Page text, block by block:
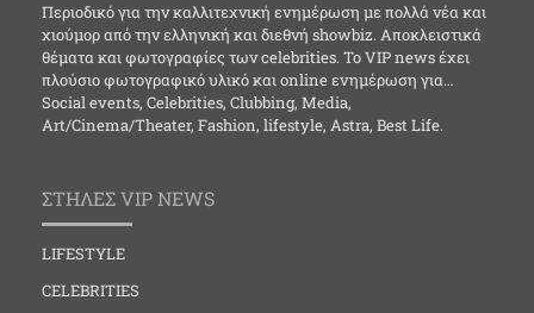
Περιοδικό για την καλλιτεχνική ενημέρωση με πολλά νέα και
χιούμορ από την ελληνική και διεθνή showbiz. Αποκλειστικά
θέματα και φωτογραφίες των celebrities. Το VIP news έχει
πλούσιο φωτογραφικό υλικό και online ενημέρωση για…
Social events, Celebrities, Clubbing, Media,
Art/Cinema/Theater, Fashion, lifestyle, Astra, Best Life.
ΣΤΗΛΕΣ VIP NEWS
LIFESTYLE
CELEBRITIES